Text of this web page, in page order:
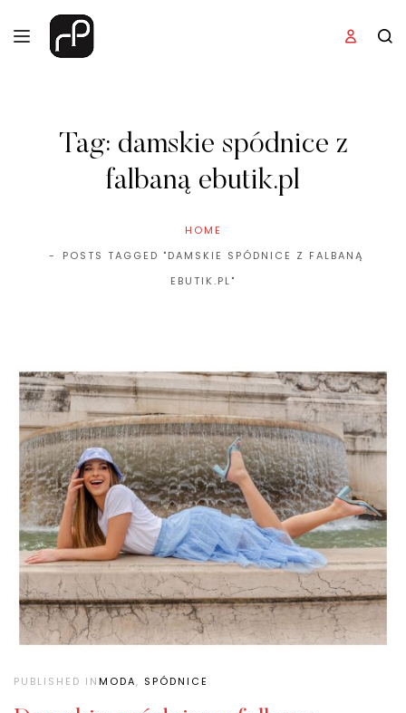
Tag: damskie spódnice z
falbaną ebutik.pl
HOME
POSTS TAGGED "DAMSKIE SPÓDNICE Z FALBANĄ
EBUTIK.PL"
PUBLISHED INMODA, SPÓDNICE